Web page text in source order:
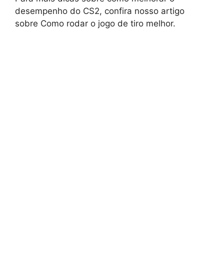
desempenho do CS2, confira nosso artigo
sobre Como rodar o jogo de tiro melhor.